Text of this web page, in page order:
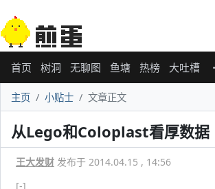
首页 树洞 无聊图 鱼塘 热榜 大吐槽
主页 小贴士 文章正文
从Lego和Coloplast看厚数据
王大发财 发布于 2014.04.15 , 14:56
[-]